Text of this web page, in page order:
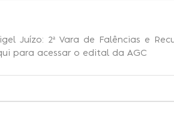
Juízo: 2ª Vara de Falências e
para acessar o edital da AGC